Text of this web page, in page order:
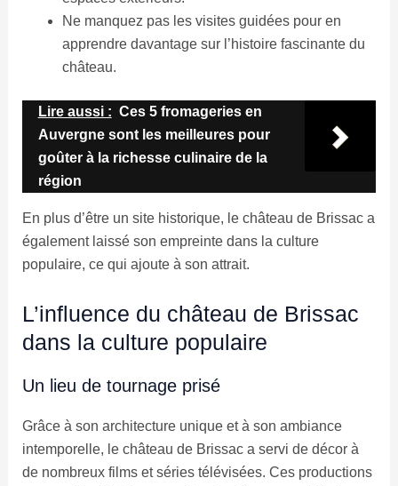
Ne manquez pas les visites guidées pour en
apprendre davantage sur l’histoire fascinante du
château.
Lire aussi : Ces 5 fromageries en
Auvergne sont les meilleures pour
goûter à la richesse culinaire de la
région
En plus d’être un site historique, le château de Brissac a
également laissé son empreinte dans la culture
populaire, ce qui ajoute à son attrait.
L’influence du château de Brissac
dans la culture populaire
Un lieu de tournage prisé
Grâce à son architecture unique et à son ambiance
intemporelle, le château de Brissac a servi de décor à
de nombreux films et séries télévisées. Ces productions